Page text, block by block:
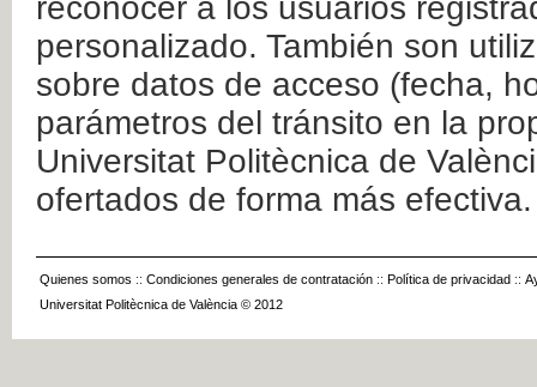
personalizado. También son
sobre datos de acceso (fecha,
parámetros del tránsito en la
Universitat Politècnica de
ofertados de forma más efectiva.
Quienes somos :: Condiciones generales de contratación :: Política de privacidad ::
Universitat Politècnica de València © 2012